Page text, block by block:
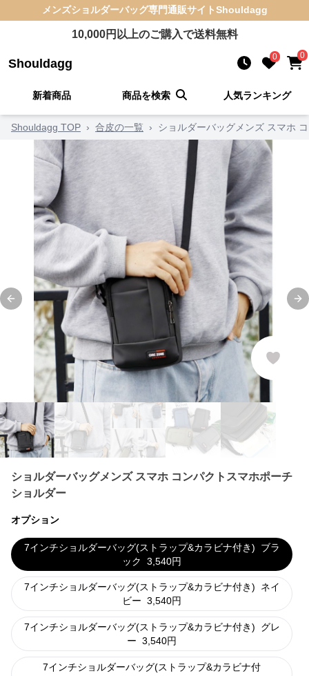
メンズショルダーバッグ専門通販サイトShouldagg
10,000円以上のご購入で送料無料
Shouldagg 0 0
新着商品 商品を検索 人気ランキング
Shouldagg TOP › 合皮の一覧 › ショルダーバッグメンズ スマホ
Previous slide
ショルダーバッグメンズ スマホ コンパクトスマホポーチ
ショルダー
オプション
7インチショルダーバッグ(ストラップ&カラビナ付き)
ブラ
ック
3,540円
7インチショルダーバッグ(ストラップ&カラビナ付き)
ネイ
ビー 3,540円
7インチショルダーバッグ(ストラップ&カラビナ付き)
グレ
ー 3,540円
7インチショルダーバッグ(ストラップ&カラビナ付